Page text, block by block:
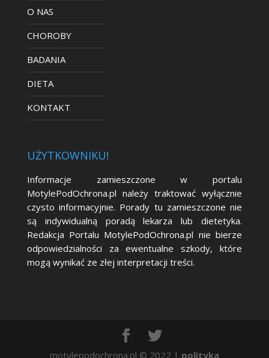
O NAS
CHOROBY
BADANIA
DIETA
KONTAKT
UŻYTKOWNIKU!
Informacje zamieszczone w portalu
MotylePodOchrona.pl należy traktować wyłącznie
czysto informacyjnie. Porady tu zamieszczone nie
są indywidualną poradą lekarza lub dietetyka.
Redakcja Portalu MotylePodOchrona.pl nie bierze
odpowiedzialności za ewentualne szkody, które
mogą wynikać ze złej interpretacji treści.
motylepodochrona.pl © 2022 | polityka